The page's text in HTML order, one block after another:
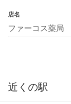
店名
ファーコス薬局
近くの駅